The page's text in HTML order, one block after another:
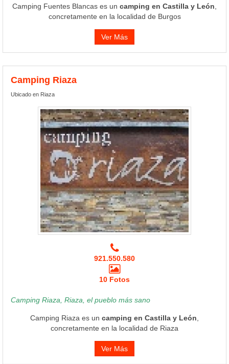
Camping Fuentes Blancas es un camping en Castilla y León
concretamente en la localidad de Burgos
Ver Más
Camping Riaza
Ubicado en Riaza
921.550.580
10 Fotos
Camping Riaza, Riaza, el pueblo más sano
Camping Riaza es un camping en Castilla y León
concretamente en la localidad de Riaza
Ver Más